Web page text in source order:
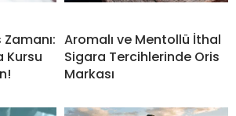
Zamanı:
Kursu
Aromalı ve Mentollü İthal
Sigara Tercihlerinde Oris
Markası